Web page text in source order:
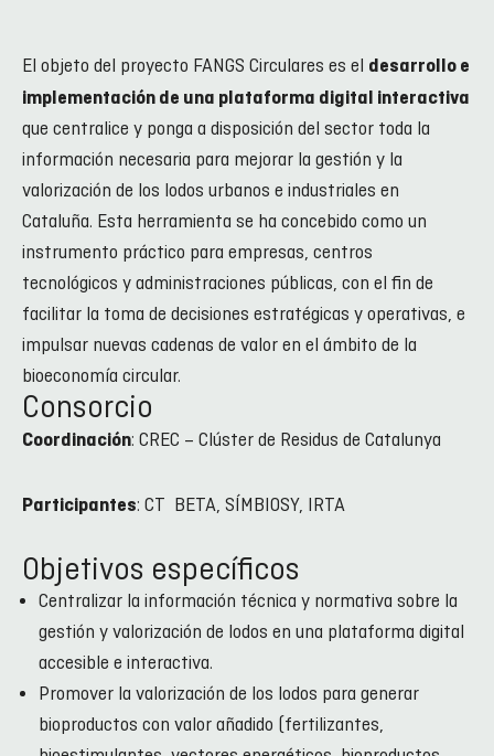
El objeto del proyecto FANGS Circulares es el desarrollo e
implementación de una plataforma digital interactiva
que centralice y ponga a disposición del sector toda la
información necesaria para mejorar la gestión y la
valorización de los lodos urbanos e industriales en
Cataluña. Esta herramienta se ha concebido como un
instrumento práctico para empresas, centros
tecnológicos y administraciones públicas, con el fin de
facilitar la toma de decisiones estratégicas y operativas, e
impulsar nuevas cadenas de valor en el ámbito de la
bioeconomía circular.
Consorcio
Coordinación: CREC – Clúster de Residus de Catalunya
Participantes: CT BETA, SÍMBIOSY, IRTA
Objetivos específicos
Centralizar la información técnica y normativa sobre la
gestión y valorización de lodos en una plataforma digital
accesible e interactiva.
Promover la valorización de los lodos para generar
bioproductos con valor añadido (fertilizantes,